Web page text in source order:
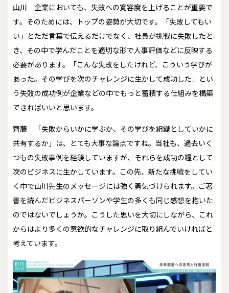
山川 企業においても、失敗への寛容度を上げることが重要で
す。そのためには、トップの姿勢が大切です。「失敗してもい
い」とただ言葉で伝えるだけでなく、社員が挑戦に失敗したと
き、その中で学んだことを適切な形で人事評価などに反映する
必要があります。「こんな失敗をしたけれど、こういう学びが
あった。その学びを次のチャレンジに生かして成功した」とい
う失敗の成功例が企業などの中でもっと蓄積する仕組みを構築
できればいいと思います。
齊藤 「失敗からいかに学ぶか、その学びを組織としていかに
共有するか」は、とても大事な論点ですね。当社も、過去いく
つもの失敗事例を経験していますが、それらを成功の糧として
次のビジネスに生かしています。この先、新たな挑戦をしてい
く中で山川先生のメッセージには強く勇気づけられます。ご著
書を読んだビジネスパーソンや学生の多くも同じ感想を抱いた
のではないでしょうか。こうした思いを大切にしながら、これ
からはより多くの意欲的なチャレンジに取り組んでいければと
考えています。